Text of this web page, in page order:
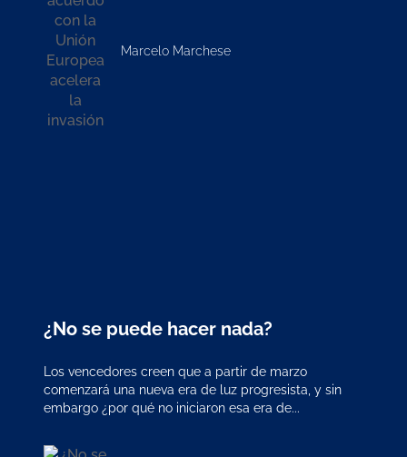
Marcelo Marchese
¿No se puede hacer nada?
Los vencedores creen que a partir de marzo
comenzará una nueva era de luz progresista, y sin
embargo ¿por qué no iniciaron esa era de...